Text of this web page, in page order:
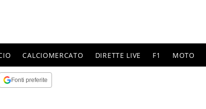
CALCIOMERCATO DIRETTE LIVE F1 MOTO
Fonti preferite